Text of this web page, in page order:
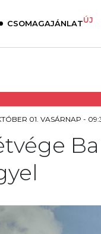
CSOMAGAJÁNLATÚJ
01. VASÁRNAP -